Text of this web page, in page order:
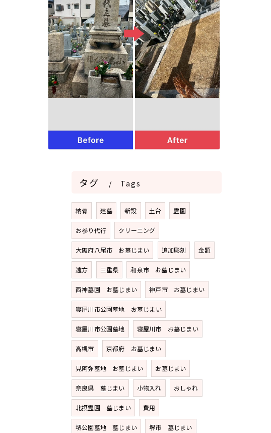
タグ Tags
納骨 建墓 新設 土台 霊園
お参り代行 クリーニング
大阪府八尾市 お墓じまい 追加彫刻 金額
遠方 三重県 和泉市 お墓じまい
西神墓園 お墓じまい 神戸市 お墓じまい
寝屋川市公園墓地 お墓じまい
寝屋川市公園墓地 寝屋川市 お墓じまい
高槻市 京都府 お墓じまい
見阿弥墓地 お墓じまい お墓じまい
奈良県 墓じまい 小物入れ おしゃれ
北摂霊園 墓じまい 費用
堺公園墓地 墓じまい 堺市 墓じまい